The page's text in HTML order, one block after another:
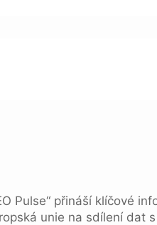
Pulse“ přináší klíčové
unie na sdílení dat